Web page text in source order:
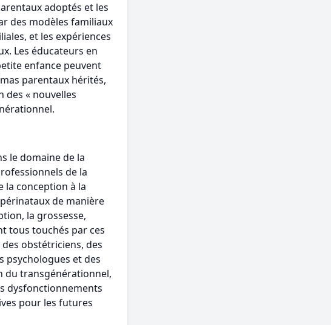
adoptés et les
des modèles familiaux
et les expériences
Les éducateurs en
enfance peuvent
parentaux hérités,
des « nouvelles
le domaine de la
de la
la conception à la
de manière
la grossesse,
tous touchés par ces
obstétriciens, des
psychologues et des
du transgénérationnel,
dysfonctionnements
pour les futures